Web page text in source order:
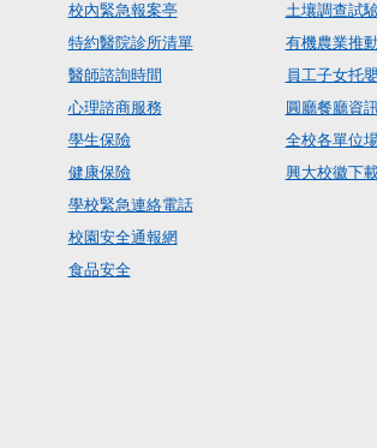
校內緊急報案亭
特約醫院診所清單
醫師諮詢時間
心理諮商服務
學生保險
健康保險
學校緊急連絡電話
校園安全通報網
食品安全
土壤調查試
有機農業推
員工子女托
圓廳餐廳資
全校各單位
興大校徽下